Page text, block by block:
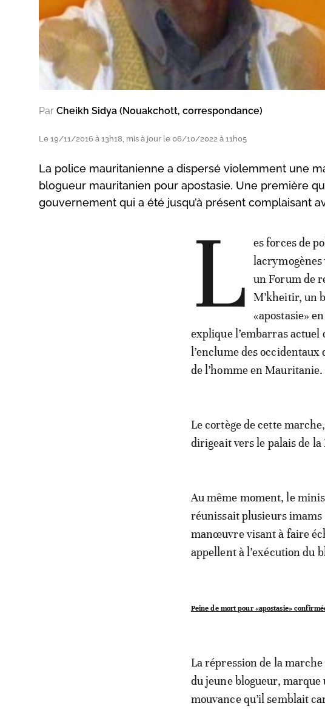
Par Cheikh Sidya (Nouakchott, correspondance)
Le 19/11/2016 à 13h18, mis à jour le 06/10/2022 à 11h05
La police mauritanienne a dispersé violemment une
blogueur mauritanien pour apostasie. Une première
gouvernement qui a été jusqu’à présent complaisant
L
es forces de
un Forum de
M’kheitir, un
«apostasie»
explique l’embarras
l’enclume des
de l’homme en Mauritanie.
Le cortège de cette
dirigeait vers le palais de la
Au même moment, le
réunissait plusieurs imams
manœuvre visant à faire
appellent à l’exécution du
Peine de mort pour «apostasie»
La répression de la
du jeune blogueur, marque
mouvance qu’il semblait